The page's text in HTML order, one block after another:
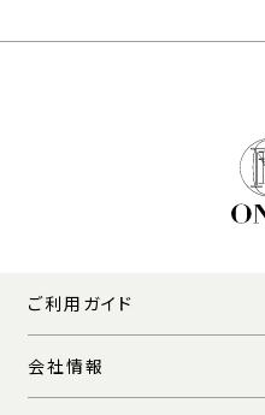
ご利用ガイド
会社情報